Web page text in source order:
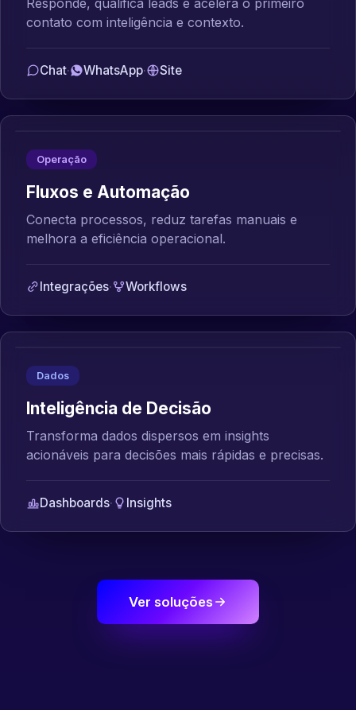
Responde, qualifica leads e acelera o primeiro
contato com inteligência e contexto.
Chat· WhatsApp· Site
Operação
Fluxos e Automação
Conecta processos, reduz tarefas manuais e
melhora a eficiência operacional.
Integrações· Workflows
Dados
Inteligência de Decisão
Transforma dados dispersos em insights
acionáveis para decisões mais rápidas e precisas.
Dashboards· Insights
Ver soluções